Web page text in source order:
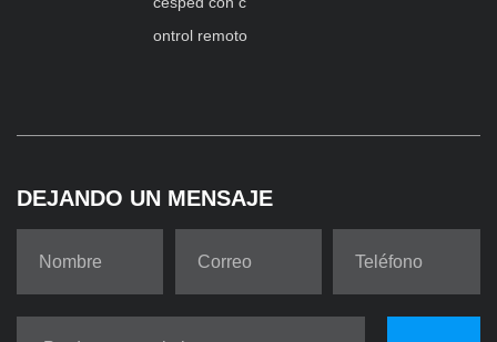
ontrol remoto
DEJANDO UN MENSAJE